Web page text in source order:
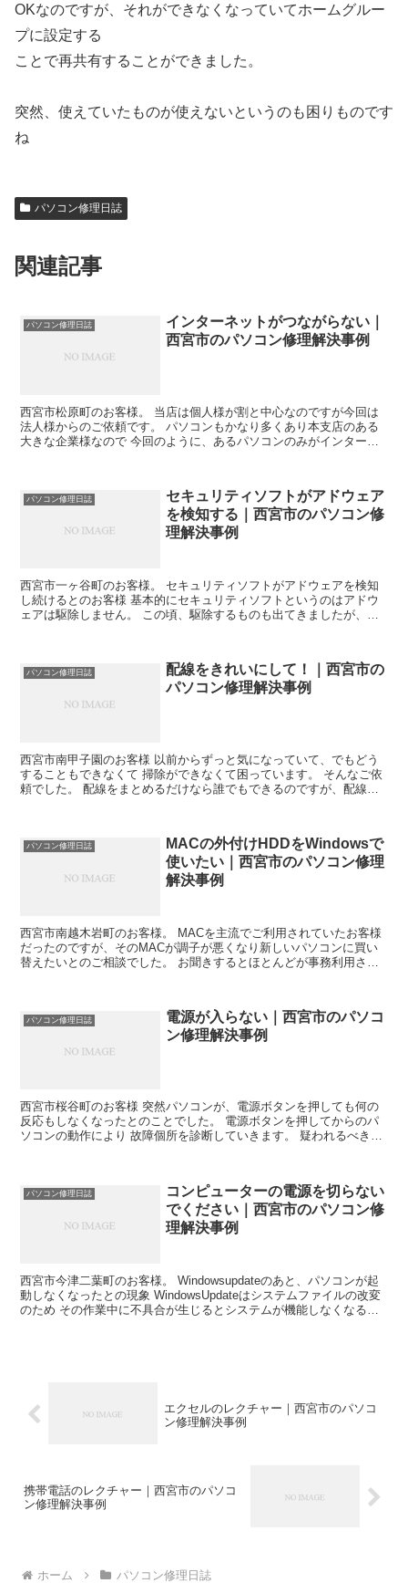
OKなのですが、それができなくなっていてホームグルー
プに設定する
ことで再共有することができました。
突然、使えていたものが使えないというのも困りものです
ね
パソコン修理日誌
関連記事
パソコン修理日誌
インターネットがつながらない｜
西宮市のパソコン修理解決事例
西宮市松原町のお客様。 当店は個人様が割と中心なのですが今回は
法人様からのご依頼です。 パソコンもかなり多くあり本支店のある
大きな企業様なので 今回のように、あるパソコンのみがインターネ
パソコン修理日誌
セキュリティソフトがアドウェア
を検知する｜西宮市のパソコン修
理解決事例
西宮市一ヶ谷町のお客様。 セキュリティソフトがアドウェアを検知
し続けるとのお客様 基本的にセキュリティソフトというのはアドウ
ェアは駆除しません。 この頃、駆除するものも出てきましたが、得
パソコン修理日誌
配線をきれいにして！｜西宮市の
パソコン修理解決事例
西宮市南甲子園のお客様 以前からずっと気になっていて、でもどう
することもできなくて 掃除ができなくて困っています。 そんなご依
頼でした。 配線をまとめるだけなら誰でもできるのですが、配線が
パソコン修理日誌
MACの外付けHDDをWindowsで
使いたい｜西宮市のパソコン修理
解決事例
西宮市南越木岩町のお客様。 MACを主流でご利用されていたお客様
だったのですが、そのMACが調子が悪くなり新しいパソコンに買い
替えたいとのご相談でした。 お聞きするとほとんどが事務利用され
パソコン修理日誌
電源が入らない｜西宮市のパソコ
ン修理解決事例
西宮市桜谷町のお客様 突然パソコンが、電源ボタンを押しても何の
反応もしなくなったとのことでした。 電源ボタンを押してからのパ
ソコンの動作により 故障個所を診断していきます。 疑われるべき故
パソコン修理日誌
コンピューターの電源を切らない
でください｜西宮市のパソコン修
理解決事例
西宮市今津二葉町のお客様。 Windowsupdateのあと、パソコンが起
動しなくなったとの現象 WindowsUpdateはシステムファイルの改変
のため その作業中に不具合が生じるとシステムが機能しなくなるこ
エクセルのレクチャー｜西宮市のパソコ
ン修理解決事例
携帯電話のレクチャー｜西宮市のパソコ
ン修理解決事例
ホーム パソコン修理日誌